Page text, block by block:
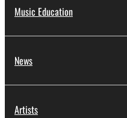
Music Education
News
Artists